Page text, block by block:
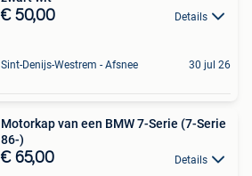
€ 50,00 Details
Sint-Denijs-Westrem - Afsnee 30 jul 26
Motorkap van een BMW 7-Serie (7-Serie
86-)
€ 65,00 Details